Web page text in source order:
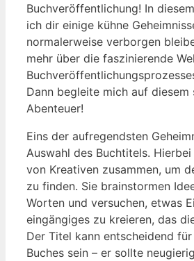
Buchveröffentlichung! In
ich dir einige kühne
normalerweise verborgen
mehr über die faszinierende
Dann begleite mich auf diesem
Abenteuer!
Eins der aufregendsten
Auswahl des Buchtitels.
von Kreativen zusammen, um
zu finden. Sie brainstormen
Worten und versuchen, etwas
eingängiges zu kreieren, das
Der Titel kann entscheidend
Buches sein – er sollte